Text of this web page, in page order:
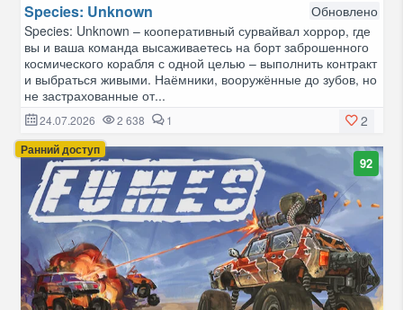
Species: Unknown
Обновлено
Species: Unknown – кооперативный сурвайвал хоррор, где
вы и ваша команда высаживаетесь на борт заброшенного
космического корабля с одной целью – выполнить контракт
и выбраться живыми. Наёмники, вооружённые до зубов, но
не застрахованные от...
2
24.07.2026 2 638 1
Ранний доступ
92